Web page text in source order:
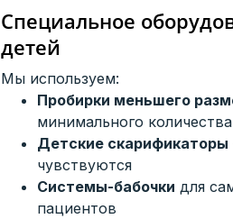
Специальное
детей
Мы используем:
Пробирки меньшего
минимального
Детские скарификаторы
чувствуются
Системы-бабочки для
пациентов